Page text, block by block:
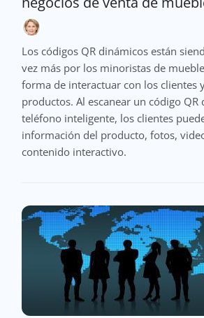
Los códigos QR dinámicos están
vez más por los minoristas de
forma de interactuar con los clientes
productos. Al escanear un código
teléfono inteligente, los clientes
información del producto, fotos,
contenido interactivo.